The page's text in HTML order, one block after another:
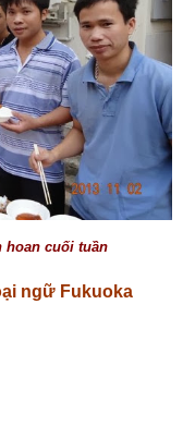
hoan cuối tuần
ngữ Fukuoka